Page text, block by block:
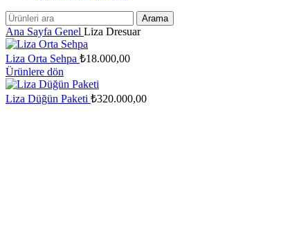
Arama
Ana Sayfa Genel Liza Dresuar
Liza Orta Sehpa ₺18.000,00
Ürünlere dön
Liza Düğün Paketi ₺320.000,00